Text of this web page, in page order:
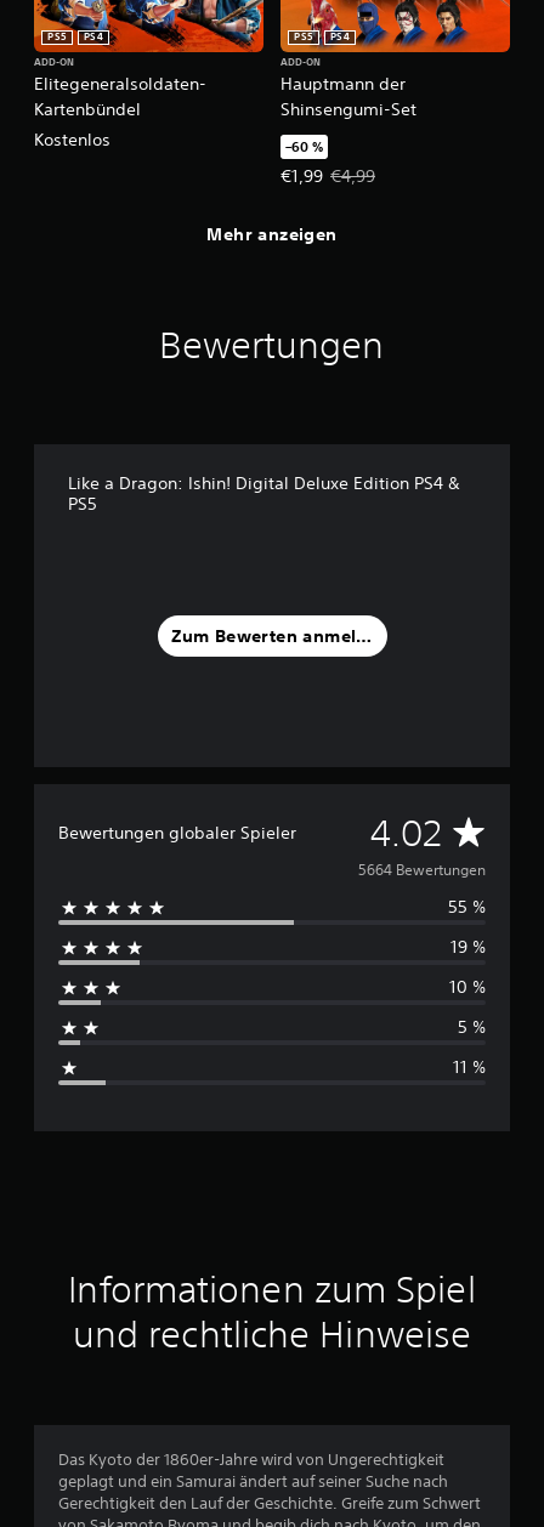
Elitegeneralsoldaten-
Kartenbündel
PS5
PS4
ADD-ON
Kostenlos
Hauptmann der
Shinsengumi-Set
PS5
PS4
ADD-ON
–60 %
€1,99
Angebotspreis: €1,99
€4,99
Mehr anzeigen
Bewertungen
Like a Dragon: Ishin! Digital Deluxe Edition PS4 &
PS5
Zum Bewerten anmelden
Bewertungen globaler Spieler 4.02 D
u
r
c
h
s
h
t
t
i
c
h
5664 Bewertungen
55 %
19 %
10 %
5 %
11 %
Informationen zum Spiel
und rechtliche Hinweise
Das Kyoto der 1860er-Jahre wird von Ungerechtigkeit
geplagt und ein Samurai ändert auf seiner Suche nach
Gerechtigkeit den Lauf der Geschichte. Greife zum Schwert